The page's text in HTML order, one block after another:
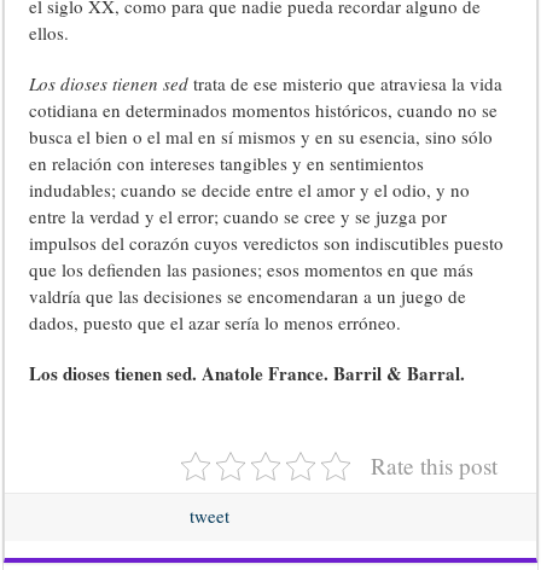
el siglo XX, como para que nadie pueda recordar alguno de
ellos.
Los dioses tienen sedtrata de ese misterio que atraviesa la vida
cotidiana en determinados momentos históricos, cuando no se
busca el bien o el mal en sí mismos y en su esencia, sino sólo
en relación con intereses tangibles y en sentimientos
indudables; cuando se decide entre el amor y el odio, y no
entre la verdad y el error; cuando se cree y se juzga por
impulsos del corazón cuyos veredictos son indiscutibles puesto
que los defienden las pasiones; esos momentos en que más
valdría que las decisiones se encomendaran a un juego de
dados, puesto que el azar sería lo menos erróneo.
Los dioses tienen sed. Anatole France. Barril & Barral.
Rate this post
tweet